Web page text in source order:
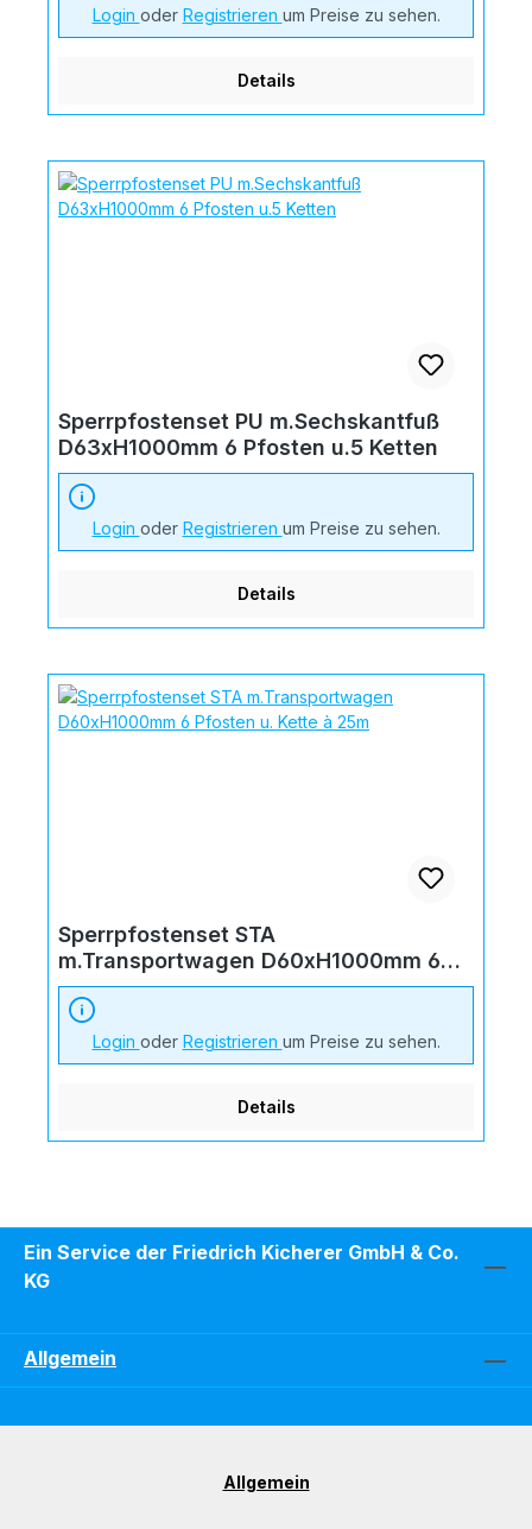
Login oder Registrieren um Preise zu sehen.
Details
Sperrpfostenset PU m.Sechskantfuß
D63xH1000mm 6 Pfosten u.5 Ketten
Login oder Registrieren um Preise zu sehen.
Details
Sperrpfostenset STA
m.Transportwagen D60xH1000mm 6
Pfosten u. Kette à 25m
Login oder Registrieren um Preise zu sehen.
Details
Ein Service der Friedrich Kicherer GmbH & Co.
KG
Allgemein
Allgemein